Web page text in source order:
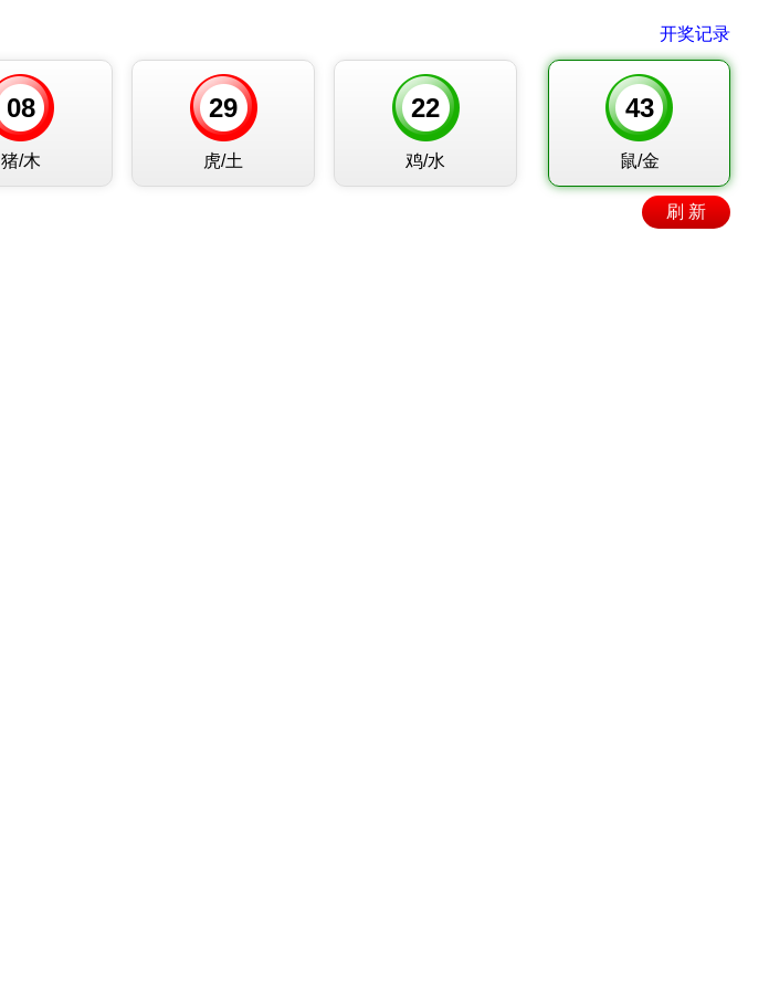
开奖记录
08
猪/木
29
虎/土
22
鸡/水
43
鼠/金
刷 新